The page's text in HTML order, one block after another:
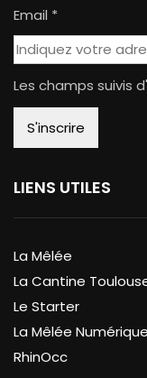
Email *
Les champs suivis
LIENS UTILES
La Mêlée
La Cantine
Le Starter
La Mêlée Numérique
RhinOcc